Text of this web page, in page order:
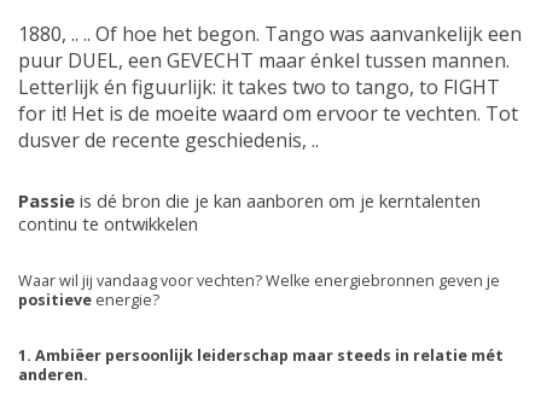
1880, .. .. Of hoe het begon. Tango was aanvankelijk een
puur DUEL, een GEVECHT maar énkel tussen mannen.
Letterlijk én figuurlijk: it takes two to tango, to FIGHT
for it! Het is de moeite waard om ervoor te vechten. Tot
dusver de recente geschiedenis, ..
Passie is dé bron die je kan aanboren om je kerntalenten
continu te ontwikkelen
Waar wil jij vandaag voor vechten? Welke energiebronnen geven je
positieve energie?
1. Ambiëer persoonlijk leiderschap maar steeds in relatie mét
anderen.